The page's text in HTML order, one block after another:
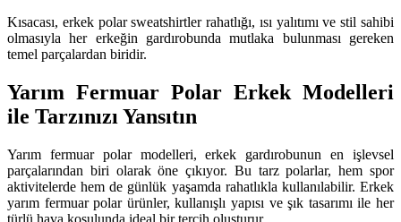
Kısacası, erkek polar sweatshirtler rahatlığı, ısı yalıtımı ve stil sahibi
olmasıyla her erkeğin gardırobunda mutlaka bulunması gereken
temel parçalardan biridir.
Yarım Fermuar Polar Erkek Modelleri
ile Tarzınızı Yansıtın
Yarım fermuar polar modelleri, erkek gardırobunun en işlevsel
parçalarından biri olarak öne çıkıyor. Bu tarz polarlar, hem spor
aktivitelerde hem de günlük yaşamda rahatlıkla kullanılabilir. Erkek
yarım fermuar polar ürünler, kullanışlı yapısı ve şık tasarımı ile her
türlü hava koşulunda ideal bir tercih oluşturur.